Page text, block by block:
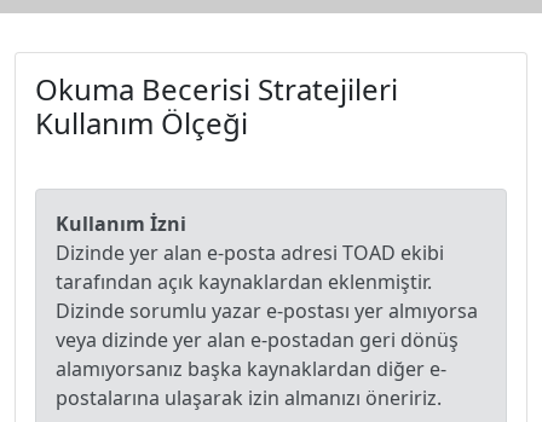
Okuma Becerisi Stratejileri
Kullanım Ölçeği
Kullanım İzni
Dizinde yer alan e-posta adresi TOAD ekibi
tarafından açık kaynaklardan eklenmiştir.
Dizinde sorumlu yazar e-postası yer almıyorsa
veya dizinde yer alan e-postadan geri dönüş
alamıyorsanız başka kaynaklardan diğer e-
postalarına ulaşarak izin almanızı öneririz.